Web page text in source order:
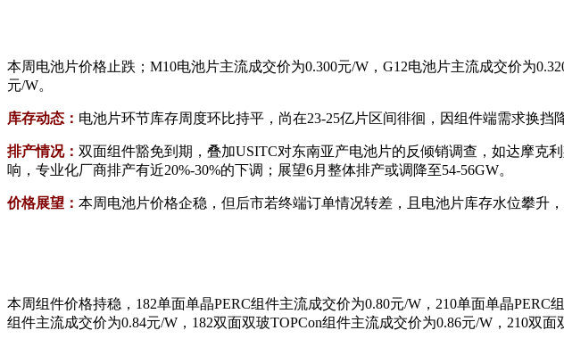
本周电池片价格止跌；M10电池片主流成交价为0.300元/W，G12电池片主流成交价为
元/W。
库存动态： 电池片环节库存周度环比持平，尚在23-25亿片区间徘徊，因组件端需求换挡
排产情况： 双面组件豁免到期，叠加USITC对东南亚产电池片的反倾销调查，如达摩克
响，专业化厂商排产有近20%-30%的下调；展望6月整体排产或调降至54-56GW。
价格展望： 本周电池片价格企稳，但后市若终端订单情况转差，且电池片库存水位攀升
本周组件价格持稳，182单面单晶PERC组件主流成交价为0.80元/W，210单面单晶
组件主流成交价为0.84元/W，182双面双玻TOPCon组件主流成交价为0.86元/W，210双面